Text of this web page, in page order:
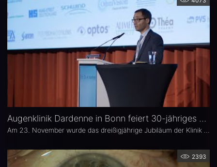
Augenklinik Dardenne in Bonn feiert 30-jähriges Jubiläum
2393